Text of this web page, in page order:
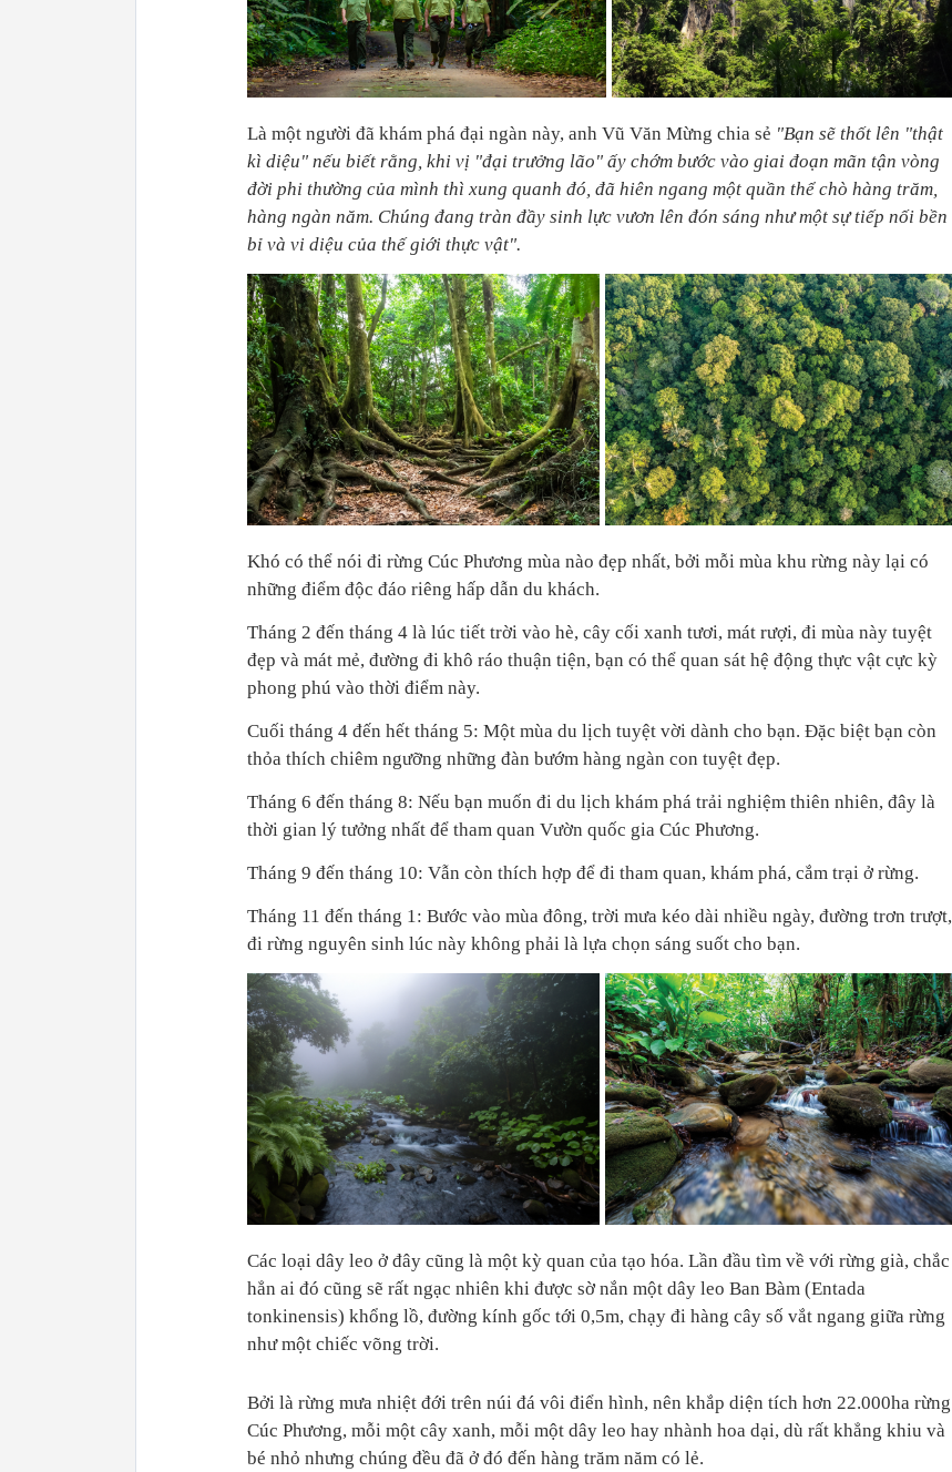
Là một người đã khám phá đại ngàn này, anh Vũ Văn Mừng chia sẻ "Bạn sẽ thốt lên "thật
kì diệu" nếu biết rằng, khi vị "đại trưởng lão" ấy chớm bước vào giai đoạn mãn tận vòng
đời phi thường của mình thì xung quanh đó, đã hiên ngang một quần thể chò hàng trăm,
hàng ngàn năm. Chúng đang tràn đầy sinh lực vươn lên đón sáng như một sự tiếp nối bền
bỉ và vi diệu của thế giới thực vật".
Khó có thể nói đi rừng Cúc Phương mùa nào đẹp nhất, bởi mỗi mùa khu rừng này lại có
những điểm độc đáo riêng hấp dẫn du khách.
Tháng 2 đến tháng 4 là lúc tiết trời vào hè, cây cối xanh tươi, mát rượi, đi mùa này tuyệt
đẹp và mát mẻ, đường đi khô ráo thuận tiện, bạn có thể quan sát hệ động thực vật cực kỳ
phong phú vào thời điểm này.
Cuối tháng 4 đến hết tháng 5: Một mùa du lịch tuyệt vời dành cho bạn. Đặc biệt bạn còn
thỏa thích chiêm ngưỡng những đàn bướm hàng ngàn con tuyệt đẹp.
Tháng 6 đến tháng 8: Nếu bạn muốn đi du lịch khám phá trải nghiệm thiên nhiên, đây là
thời gian lý tưởng nhất để tham quan Vườn quốc gia Cúc Phương.
Tháng 9 đến tháng 10: Vẫn còn thích hợp để đi tham quan, khám phá, cắm trại ở rừng.
Tháng 11 đến tháng 1: Bước vào mùa đông, trời mưa kéo dài nhiều ngày, đường trơn trượt,
đi rừng nguyên sinh lúc này không phải là lựa chọn sáng suốt cho bạn.
Các loại dây leo ở đây cũng là một kỳ quan của tạo hóa. Lần đầu tìm về với rừng già, chắc
hẳn ai đó cũng sẽ rất ngạc nhiên khi được sờ nắn một dây leo Ban Bàm (Entada
tonkinensis) khổng lồ, đường kính gốc tới 0,5m, chạy đi hàng cây số vắt ngang giữa rừng
như một chiếc võng trời.
Bởi là rừng mưa nhiệt đới trên núi đá vôi điển hình, nên khắp diện tích hơn 22.000ha rừng
Cúc Phương, mỗi một cây xanh, mỗi một dây leo hay nhành hoa dại, dù rất khẳng khiu và
bé nhỏ nhưng chúng đều đã ở đó đến hàng trăm năm có lẻ.